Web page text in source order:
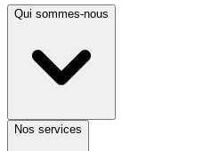
Qui sommes-nous
Nos services